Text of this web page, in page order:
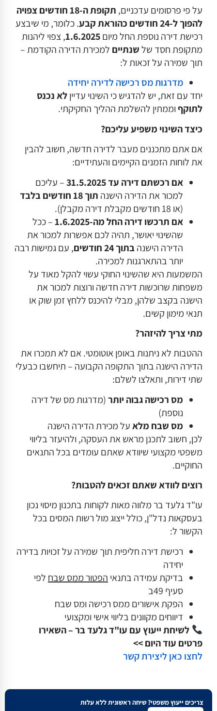
על פי פרסומים עדכניים,
תקופת ה-18 חודשים צפויה
להפוך ל-24 חודשים כהוראת קבע
. כלומר, מי שיבצע
רכישת דירה נוספת החל מיום1.6.2025, צפוי ליהנות
מתקופת חסד שלשנתיים למכירת הדירה הקודמת –
תוך שמירה על זכאות ל:
מדרגות מס רכישה לדירה יחידה
יחד עם זאת, יש להדגיש כי השינוי עדייןלא נכנס
לתוקףוממתין להשלמת ההליך החקיקתי.
כיצד השינוי משפיע עליכם?
אם אתם מתכננים מעבר לדירה חדשה, חשוב להבין
את לוחות הזמנים הקיימים והעתידיים:
אם רכשתם דירה עד 31.5.2025
– עליכם
למכור את הדירה הישנה תוך 18 חודשים בלבד
(או 18 חודשים מקבלת דירה מקבלן).
אם תרכשו דירה החל מה-1.6.2025
– ככל
שהשינוי יאושר, תהיה לכם אפשרות למכור את
הדירה הישנהבתוך 24 חודשים
, עם גמישות רבה
יותר בהתארגנות למכירה.
המשמעות היא שהשינוי החוקי עשוי להקל מאוד על
משפחות שרוכשות דירה חדשה ורוצות למכור את
הישנה בקצב שלהן, מבלי להיכנס ללחץ זמן שוק או
תנאי מימון קשים.
מתי צריך להיזהר?
ההטבות לא ניתנות באופן אוטומטי. אם לא תמכרו את
הדירה הישנה בתוך התקופה הקבועה – תיחשבו כבעלי
שתי דירות, ותאלצו לשלם:
מס רכישה גבוה יותר(מדרגות מס של דירה
נוספת)
מס שבח מלאעל מכירת הדירה הישנה
לכן, חשוב לתכנן מראש את העסקה, ולהיעזר בליווי
משפטי מקצועי שיוודא שאתם עומדים בכל התנאים
החוקיים.
רוצים לוודא שאתם זכאים להטבות?
עו"ד גלעד בר מלווה מאות לקוחות בתכנון מיסוי נכון
בעסקאות נדל"ן, כולל ייצוג מול רשות המסים בכל
הקשור ל:
רכישת דירה חליפית תוך שמירה על זכויות בדירה
יחידה
בדיקת עמידה בתנאי הפטור ממס שבח לפי
סעיף 49ב
הפקת אישורים ממס רכישה ומס שבח
דיווחים מקוונים בליווי אישי ומקצועי
לשיחת ייעוץ עם עו"ד גלעד בר – השאירו
פרטים עוד היום>>
לחצו כאן ליצירת קשר
צריכים ייעוץ משפטי? שיחה ראשונית ללא עלות